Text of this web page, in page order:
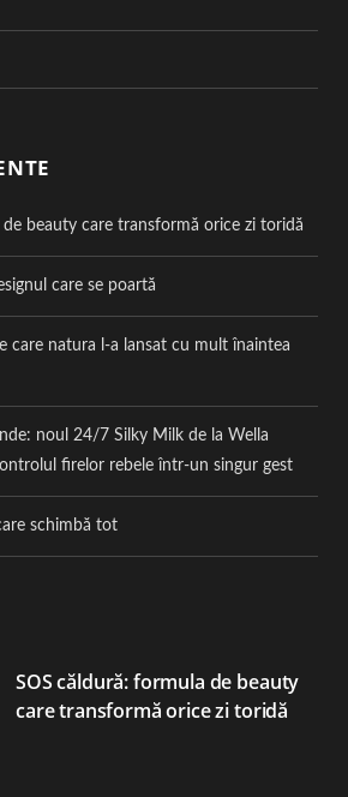
beauty care transformă orice zi toridă
care se poartă
care natura l-a lansat cu mult înaintea
noul 24/7 Silky Milk de la Wella
firelor rebele într-un singur gest
schimbă tot
SOS căldură: formula de beauty
care transformă orice zi toridă